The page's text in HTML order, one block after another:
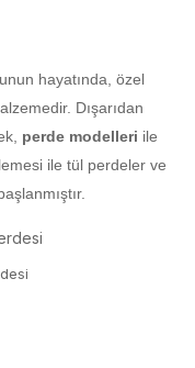
hayatında, özel
Dışarıdan
perde modelleri ile
ile tül perdeler ve